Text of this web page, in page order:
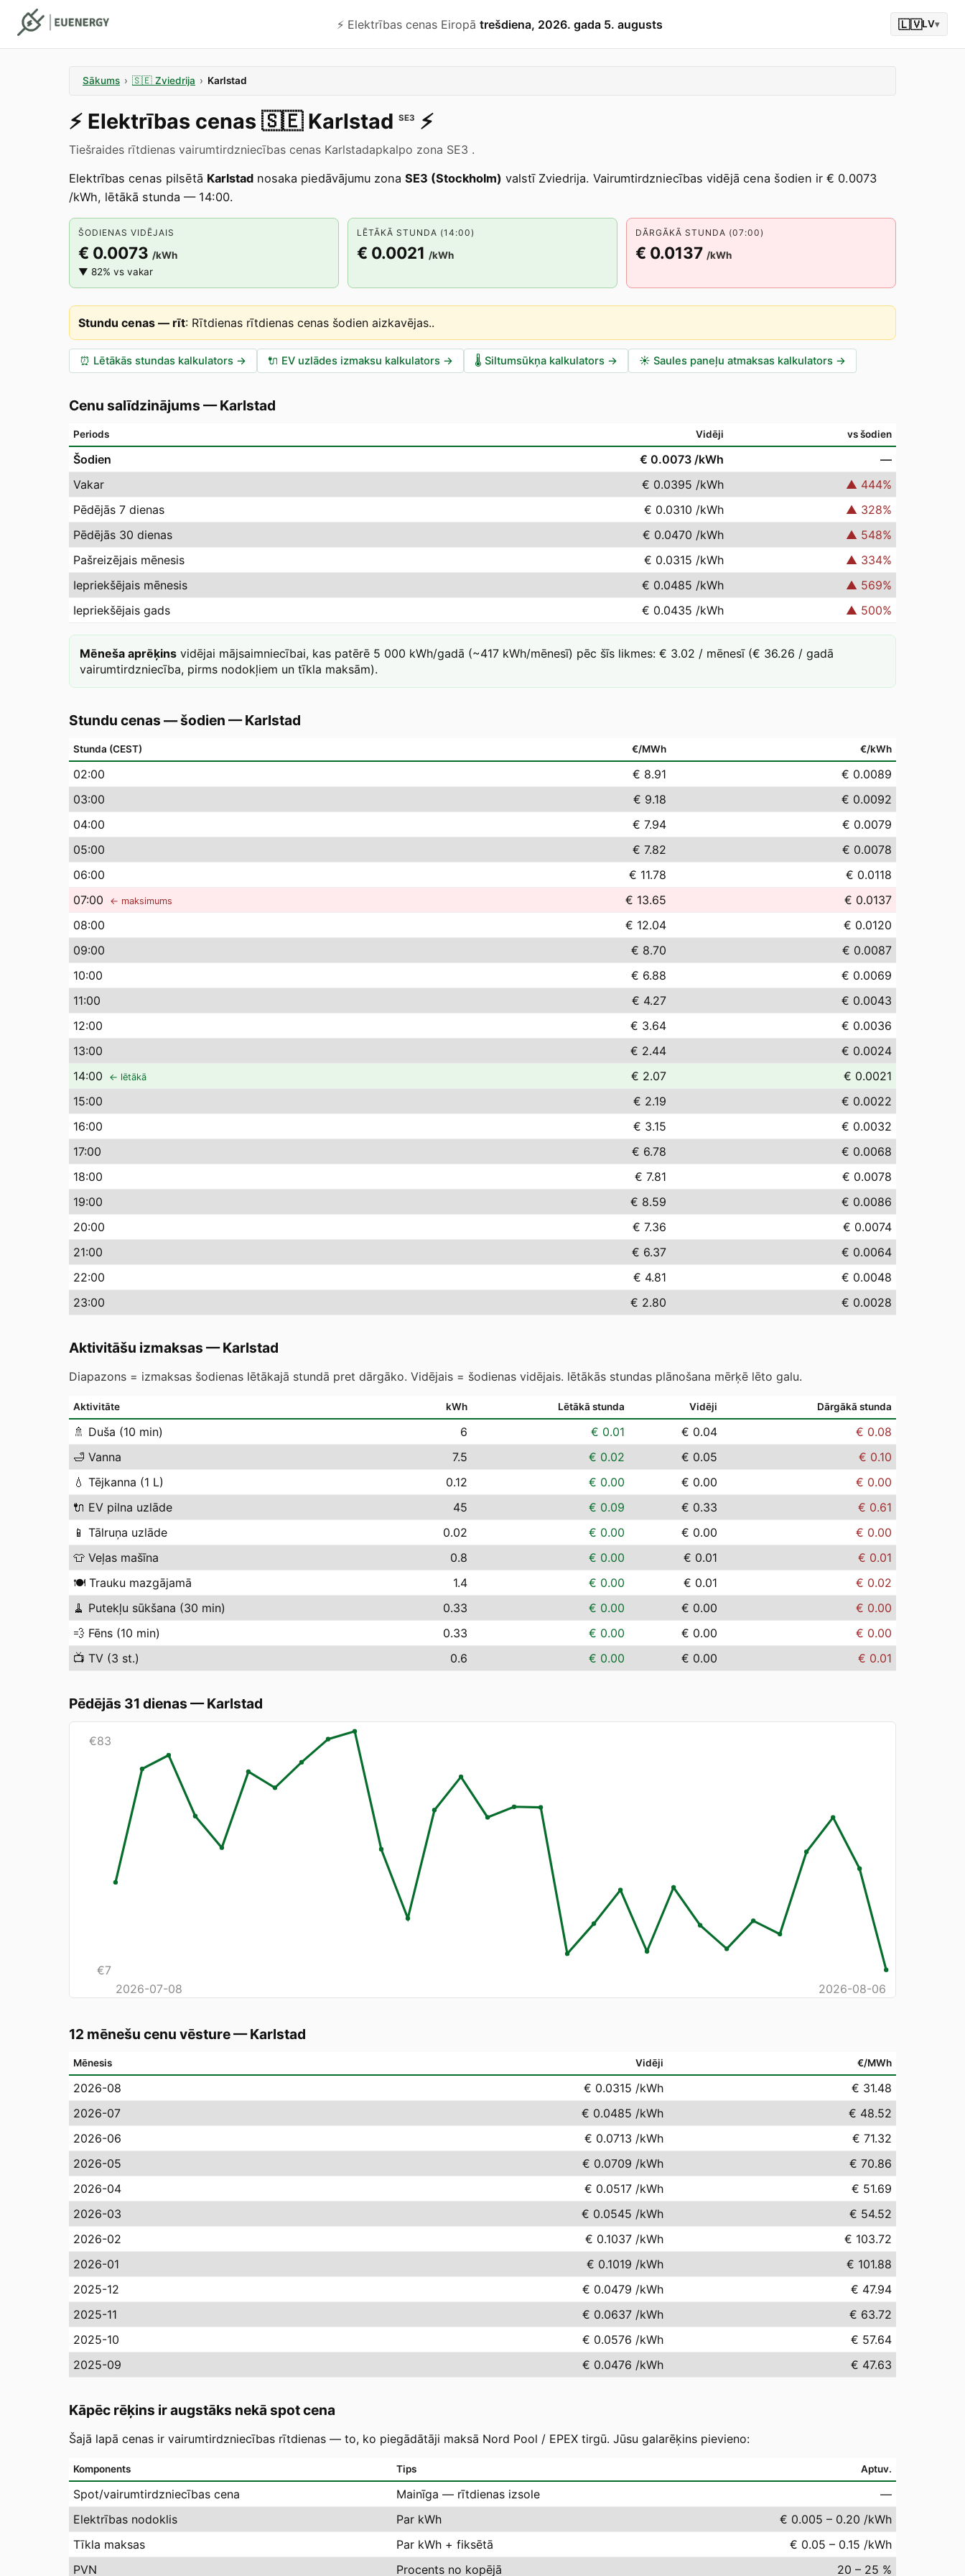
⚡️ Elektrības cenas Eiropā trešdiena, 2026. gada 5. augusts 🇱🇻LV▾
Sākums › 🇸🇪 Zviedrija › Karlstad
⚡️ Elektrības cenas 🇸🇪 Karlstad SE3 ⚡️
Tiešraides rītdienas vairumtirdzniecības cenas Karlstadapkalpo zona SE3 .
Elektrības cenas pilsētā Karlstad nosaka piedāvājumu zona SE3 (Stockholm) valstī Zviedrija. Vairumtirdzniecības vidējā cena šodien ir € 0.0073
/kWh, lētākā stunda — 14:00.
ŠODIENAS VIDĒJAIS
€ 0.0073 /kWh
▼ 82% vs vakar
LĒTĀKĀ STUNDA (14:00)
€ 0.0021 /kWh
DĀRGĀKĀ STUNDA (07:00)
€ 0.0137 /kWh
Stundu cenas — rīt: Rītdienas rītdienas cenas šodien aizkavējas..
⏰ Lētākās stundas kalkulators → 🔌 EV uzlādes izmaksu kalkulators → 🌡️ Siltumsūkņa kalkulators → ☀️ Saules paneļu atmaksas kalkulators →
Cenu salīdzinājums —Karlstad
Periods Vidēji vs šodien
Šodien € 0.0073 /kWh
—
Vakar
€ 0.0395 /kWh ▲ 444%
Pēdējās 7 dienas
€ 0.0310 /kWh ▲ 328%
Pēdējās 30 dienas
€ 0.0470 /kWh ▲ 548%
Pašreizējais mēnesis
€ 0.0315 /kWh ▲ 334%
Iepriekšējais mēnesis
€ 0.0485 /kWh ▲ 569%
Iepriekšējais gads
€ 0.0435 /kWh ▲ 500%
Mēneša aprēķins vidējai mājsaimniecībai, kas patērē 5 000 kWh/gadā (~417 kWh/mēnesī) pēc šīs likmes: € 3.02 / mēnesī (€ 36.26 / gadā
vairumtirdzniecība, pirms nodokļiem un tīkla maksām).
Stundu cenas — šodien —Karlstad
Stunda (CEST) €/MWh €/kWh
02:00 € 8.91
€ 0.0089
03:00 € 9.18
€ 0.0092
04:00 € 7.94
€ 0.0079
05:00 € 7.82
€ 0.0078
06:00 € 11.78
€ 0.0118
07:00 ← maksimums € 13.65
€ 0.0137
08:00 € 12.04
€ 0.0120
09:00 € 8.70
€ 0.0087
10:00 € 6.88
€ 0.0069
11:00 € 4.27
€ 0.0043
12:00 € 3.64
€ 0.0036
13:00 € 2.44
€ 0.0024
14:00 ← lētākā € 2.07
€ 0.0021
15:00 € 2.19
€ 0.0022
16:00 € 3.15
€ 0.0032
17:00 € 6.78
€ 0.0068
18:00 € 7.81
€ 0.0078
19:00 € 8.59
€ 0.0086
20:00 € 7.36
€ 0.0074
21:00 € 6.37
€ 0.0064
22:00 € 4.81
€ 0.0048
23:00 € 2.80 € 0.0028
Aktivitāšu izmaksas —Karlstad
Diapazons = izmaksas šodienas lētākajā stundā pret dārgāko. Vidējais = šodienas vidējais. lētākās stundas plānošana mērķē lēto galu.
Aktivitāte kWh Lētākā stunda Vidēji Dārgākā stunda
🚿 Duša (10 min) 6 € 0.01 € 0.04
€ 0.08
🛁 Vanna 7.5 € 0.02 € 0.05
€ 0.10
💧 Tējkanna (1 L) 0.12 € 0.00 € 0.00
€ 0.00
🔌 EV pilna uzlāde 45 € 0.09 € 0.33
€ 0.61
📱 Tālruņa uzlāde 0.02 € 0.00 € 0.00
€ 0.00
👕 Veļas mašīna 0.8 € 0.00 € 0.01
€ 0.01
🍽️ Trauku mazgājamā 1.4 € 0.00 € 0.01
€ 0.02
🧹 Putekļu sūkšana (30 min) 0.33 € 0.00 € 0.00
€ 0.00
💨 Fēns (10 min) 0.33 € 0.00 € 0.00
€ 0.00
📺 TV (3 st.) 0.6 € 0.00 € 0.00 € 0.01
Pēdējās 31 dienas —Karlstad
€83
€7
2026-07-08
2026-08-06
12 mēnešu cenu vēsture—Karlstad
Mēnesis Vidēji €/MWh
2026-08 € 0.0315 /kWh
€ 31.48
2026-07
€ 0.0485 /kWh
€ 48.52
2026-06
€ 0.0713 /kWh
€ 71.32
2026-05
€ 0.0709 /kWh
€ 70.86
2026-04
€ 0.0517 /kWh
€ 51.69
2026-03
€ 0.0545 /kWh
€ 54.52
2026-02
€ 0.1037 /kWh
€ 103.72
2026-01
€ 0.1019 /kWh
€ 101.88
2025-12
€ 0.0479 /kWh
€ 47.94
2025-11
€ 0.0637 /kWh
€ 63.72
2025-10
€ 0.0576 /kWh
€ 57.64
2025-09
€ 0.0476 /kWh € 47.63
Kāpēc rēķins ir augstāks nekā spot cena
Šajā lapā cenas ir vairumtirdzniecības rītdienas — to, ko piegādātāji maksā Nord Pool / EPEX tirgū. Jūsu galarēķins pievieno:
Komponents Tips Aptuv.
Spot/vairumtirdzniecības cena Mainīga — rītdienas izsole
—
Elektrības nodoklis
Par kWh
€ 0.005 – 0.20 /kWh
Tīkla maksas
Par kWh + fiksētā
€ 0.05 – 0.15 /kWh
PVN
Procents no kopējā 20 – 25 %